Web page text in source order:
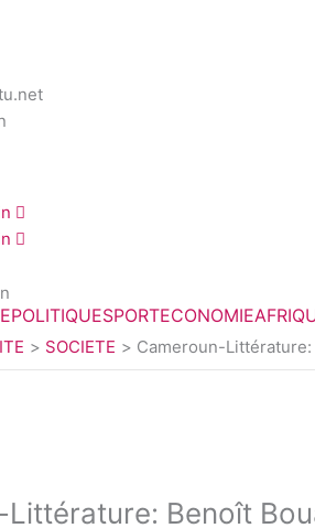
POLITIQUESPORTECONOMIE
SOCIETE Cameroun-
Benoît